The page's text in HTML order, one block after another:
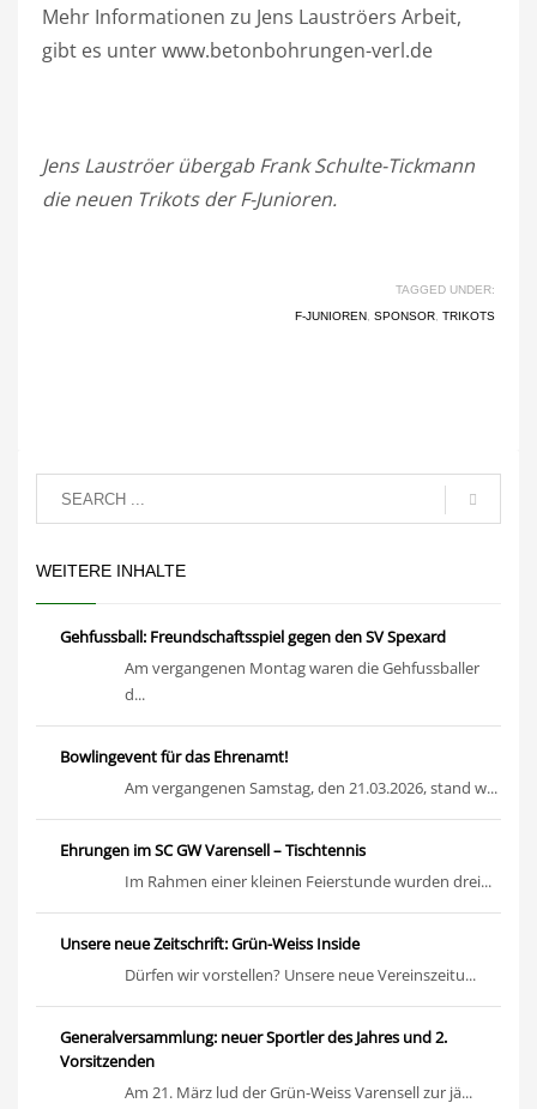
Mehr Informationen zu Jens Lauströers Arbeit,
gibt es unter www.betonbohrungen-verl.de
Jens Lauströer übergab Frank Schulte-Tickmann
die neuen Trikots der F-Junioren.
TAGGED UNDER:
F-JUNIOREN SPONSOR TRIKOTS
WEITERE INHALTE
Gehfussball: Freundschaftsspiel gegen den SV Spexard
Am vergangenen Montag waren die Gehfussballer
d...
Bowlingevent für das Ehrenamt!
Am vergangenen Samstag, den 21.03.2026, stand w...
Ehrungen im SC GW Varensell – Tischtennis
Im Rahmen einer kleinen Feierstunde wurden drei...
Unsere neue Zeitschrift: Grün-Weiss Inside
Dürfen wir vorstellen? Unsere neue Vereinszeitu...
Generalversammlung: neuer Sportler des Jahres und 2.
Vorsitzenden
Am 21. März lud der Grün-Weiss Varensell zur jä...